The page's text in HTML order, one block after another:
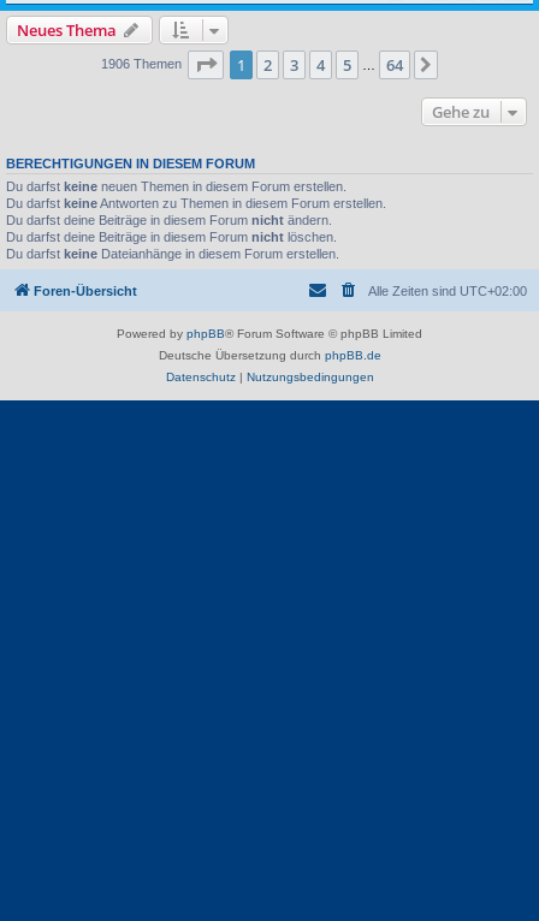
Neues Thema
1906 Themen Seite 1von 64
1 2 3 4 5 64
Gehe zu
BERECHTIGUNGEN IN DIESEM FORUM
Du darfst keine neuen Themen in diesem Forum erstellen.
Du darfst keineAntworten zu Themen in diesem Forum erstellen.
Du darfst deine Beiträge in diesem Forum nicht ändern.
Du darfst deine Beiträge in diesem Forum nicht löschen.
Du darfst keine Dateianhänge in diesem Forum erstellen.
Foren-Übersicht Alle Zeiten sind UTC+02:00
Powered by phpBB® Forum Software © phpBB Limited
Deutsche Übersetzung durch phpBB.de
Datenschutz| Nutzungsbedingungen